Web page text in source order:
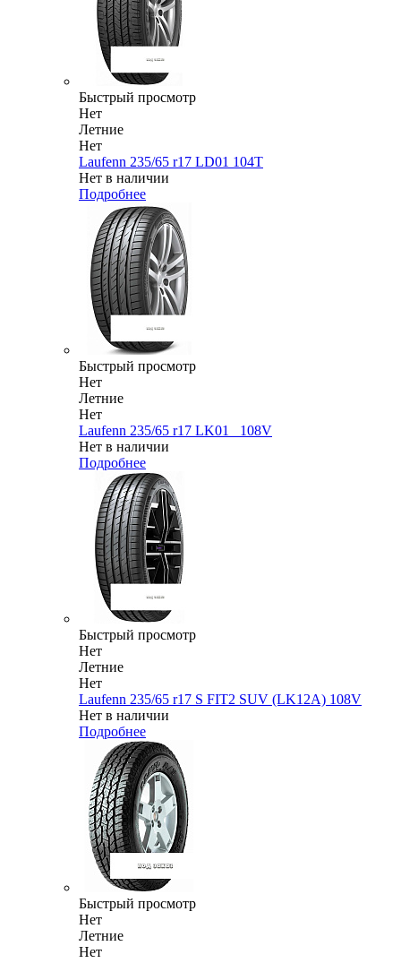
Быстрый просмотр
Нет
Летние
Нет
Laufenn 235/65 r17 LD01 104T
Нет в наличии
Подробнее
Быстрый просмотр
Нет
Летние
Нет
Laufenn 235/65 r17 LK01_ 108V
Нет в наличии
Подробнее
Быстрый просмотр
Нет
Летние
Нет
Laufenn 235/65 r17 S FIT2 SUV (LK12A) 108V
Нет в наличии
Подробнее
Быстрый просмотр
Нет
Летние
Нет